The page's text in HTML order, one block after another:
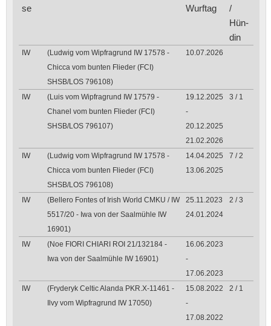
se
Wurf­tag
/
Hün­
din
IW
(Ludwig vom Wipfragrund IW 17578 -
Chicca vom bunten Flieder (FCI)
SHSB/LOS 796108)
10.07.2026
IW
(Luis vom Wipfragrund IW 17579 -
Chanel vom bunten Flieder (FCI)
SHSB/LOS 796107)
19.12.2025
-
20.12.2025
21.02.2026
3 / 1
IW
(Ludwig vom Wipfragrund IW 17578 -
Chicca vom bunten Flieder (FCI)
SHSB/LOS 796108)
14.04.2025
13.06.2025
7 / 2
IW
(Bellero Fontes of Irish World CMKU / IW
5517/20 - Iwa von der Saalmühle IW
16901)
25.11.2023
24.01.2024
2 / 3
IW
(Noe FIORI CHIARI ROI 21/132184 -
Iwa von der Saalmühle IW 16901)
16.06.2023
-
17.06.2023
IW
(Fryderyk Celtic Alanda PKR.X-11461 -
Ilvy vom Wipfragrund IW 17050)
15.08.2022
-
17.08.2022
2 / 1